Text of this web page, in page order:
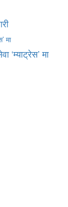
‘म्याट्रेस’ मा